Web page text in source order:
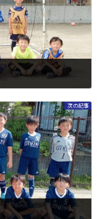
次の記事